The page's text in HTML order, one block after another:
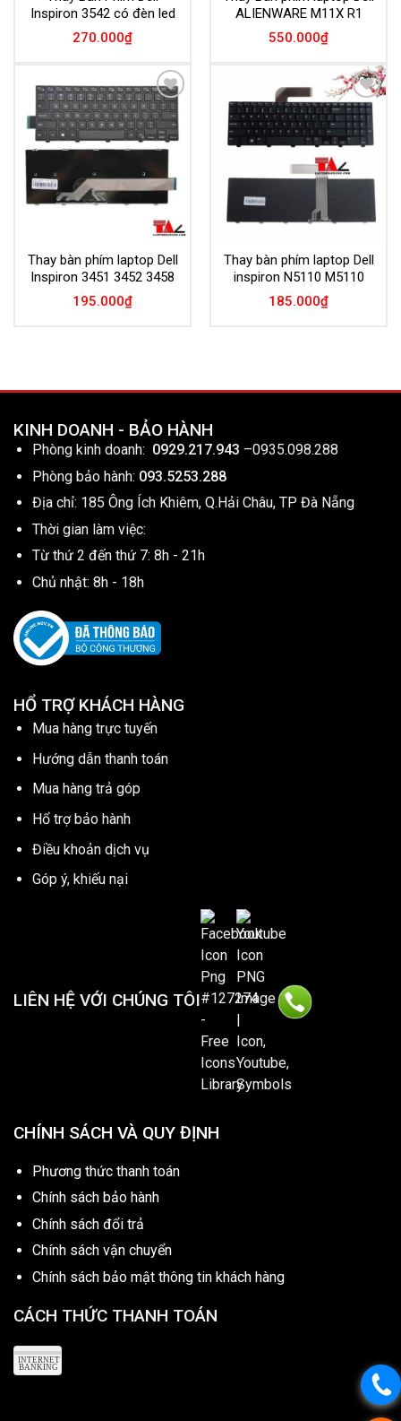
Inspiron 3542 có đèn led
270.000₫
ALIENWARE M11X R1
550.000₫
Add to
Wishlist
Thay bàn phím laptop Dell
Inspiron 3451 3452 3458
195.000₫
Add to
Wishlist
Thay bàn phím laptop Dell
inspiron N5110 M5110
185.000₫
KINH DOANH - BẢO HÀNH
Phòng kinh doanh: 0929.217.943 –0935.098.288
Phòng bảo hành: 093.5253.288
Địa chỉ: 185 Ông Ích Khiêm, Q.Hải Châu, TP Đà Nẵng
Thời gian làm việc:
Từ thứ 2 đến thứ 7: 8h - 21h
Chủ nhật: 8h - 18h
HỔ TRỢ KHÁCH HÀNG
Mua hàng trực tuyến
Hướng dẫn thanh toán
Mua hàng trả góp
Hổ trợ bảo hành
Điều khoản dịch vụ
Góp ý, khiếu nại
LIÊN HỆ VỚI CHÚNG TÔI
CHÍNH SÁCH VÀ QUY ĐỊNH
Phương thức thanh toán
Chính sách bảo hành
Chính sách đổi trả
Chính sách vận chuyển
Chính sách bảo mật thông tin khách hàng
CÁCH THỨC THANH TOÁN